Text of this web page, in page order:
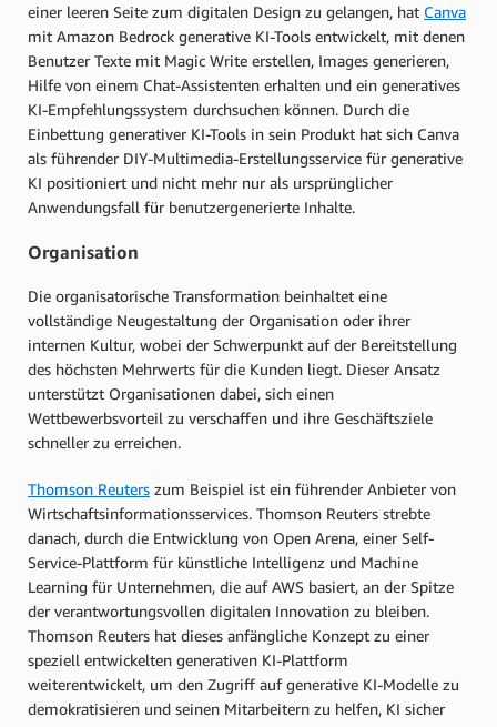
einer leeren Seite zum digitalen Design zu gelangen, hat Canva
mit Amazon Bedrock generative KI-Tools entwickelt, mit denen
Benutzer Texte mit Magic Write erstellen, Images generieren,
Hilfe von einem Chat-Assistenten erhalten und ein generatives
KI-Empfehlungssystem durchsuchen können. Durch die
Einbettung generativer KI-Tools in sein Produkt hat sich Canva
als führender DIY-Multimedia-Erstellungsservice für generative
KI positioniert und nicht mehr nur als ursprünglicher
Anwendungsfall für benutzergenerierte Inhalte.
Organisation
Die organisatorische Transformation beinhaltet eine
vollständige Neugestaltung der Organisation oder ihrer
internen Kultur, wobei der Schwerpunkt auf der Bereitstellung
des höchsten Mehrwerts für die Kunden liegt. Dieser Ansatz
unterstützt Organisationen dabei, sich einen
Wettbewerbsvorteil zu verschaffen und ihre Geschäftsziele
schneller zu erreichen.
Thomson Reuters zum Beispiel ist ein führender Anbieter von
Wirtschaftsinformationsservices. Thomson Reuters strebte
danach, durch die Entwicklung von Open Arena, einer Self-
Service-Plattform für künstliche Intelligenz und Machine
Learning für Unternehmen, die auf AWS basiert, an der Spitze
der verantwortungsvollen digitalen Innovation zu bleiben.
Thomson Reuters hat dieses anfängliche Konzept zu einer
speziell entwickelten generativen KI-Plattform
weiterentwickelt, um den Zugriff auf generative KI-Modelle zu
demokratisieren und seinen Mitarbeitern zu helfen, KI sicher